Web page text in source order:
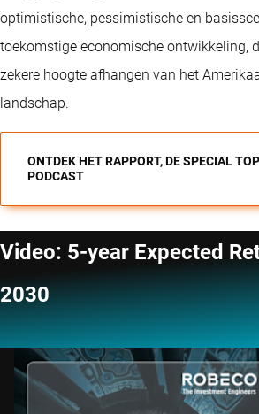
optimistische, pessimistische en
toekomstige economische ontwikkeling,
zekere hoogte afhangen van het
landschap.
ONTDEK HET RAPPORT, DE SPECIAL
PODCAST
Video: 5-year Expected
2030